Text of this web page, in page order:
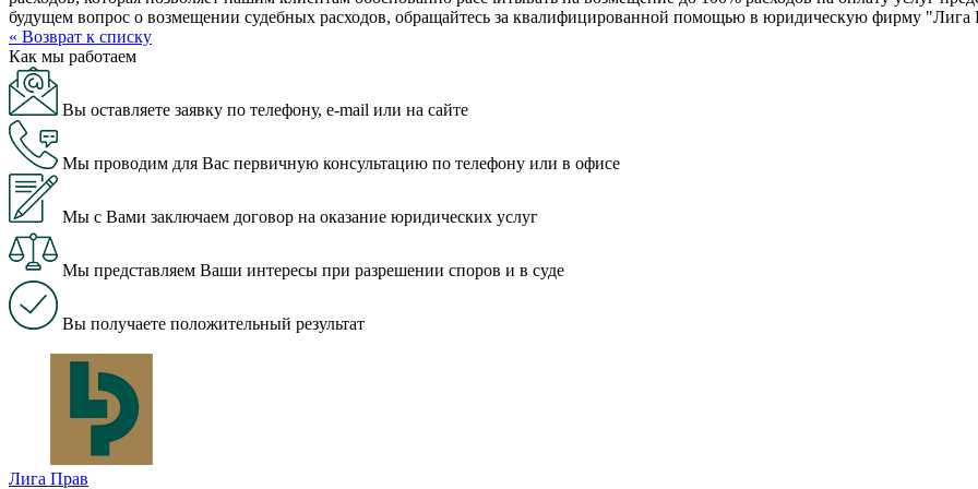
будущем вопрос о возмещении судебных расходов, обращайтесь за квалифицированной помощью в юридическую фирму "Лига
« Возврат к списку
Как мы работаем
Вы оставляете заявку по телефону, e-mail или на сайте
Мы проводим для Вас первичную консультацию по телефону или в офисе
Мы с Вами заключаем договор на оказание юридических услуг
Мы представляем Ваши интересы при разрешении споров и в суде
Вы получаете положительный результат
Лига Прав